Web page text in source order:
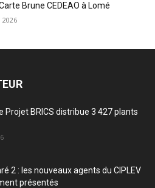
Brune CEDEAO à Lomé
2026
Projet BRICS distribue 3 427 plants
2 : les nouveaux agents du CIPLEV
présentés